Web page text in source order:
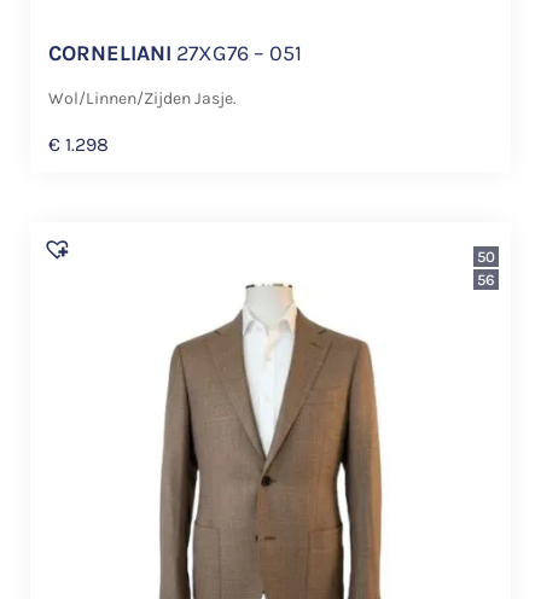
CORNELIANI 27XG76 – 051
Wol/Linnen/Zijden Jasje.
€ 1.298
50
56